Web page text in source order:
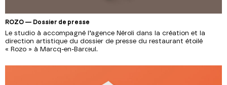
ROZO — Dossier de presse
Le studio à accompagné l’agence Néroli dans la création et la
direction artistique du dossier de presse du restaurant étoilé
« Rozo » à Marcq-en-Barœul.